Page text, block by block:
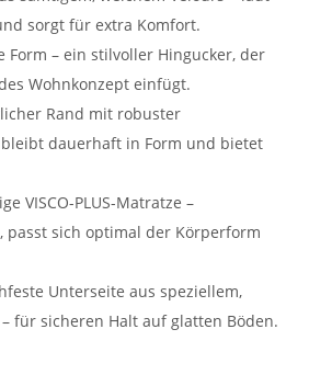
sorgt für extra Komfort.
Form – ein stilvoller Hingucker, der
Wohnkonzept einfügt.
Rand mit robuster
dauerhaft in Form und bietet
VISCO-PLUS-Matratze –
passt sich optimal der Körperform
Unterseite aus speziellem,
für sicheren Halt auf glatten Böden.